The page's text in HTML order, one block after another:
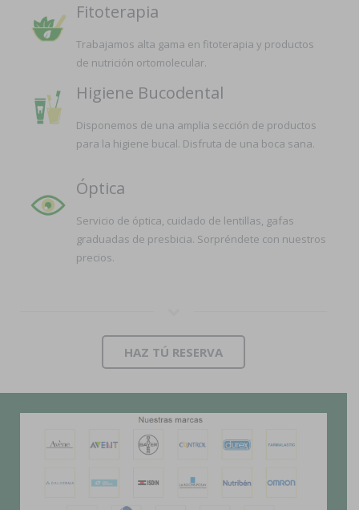
Fitoterapia
Trabajamos alta gama en fitoterapia y productos
de nutrición ortomolecular.
Higiene Bucodental
Disponemos de una amplia sección de productos
para la higiene bucal. Disfruta de una boca sana.
Óptica
Servicio de óptica, cuidado de lentillas, gafas
graduadas de presbicia. Sorpréndete con nuestros
precios.
HAZ TÚ RESERVA